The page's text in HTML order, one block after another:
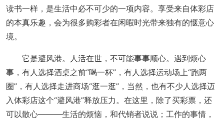
读书一样，是生活中必不可少的一项内容。享受来自体彩店
的本真乐趣，会为很多购彩者在闲暇时光带来独有的惬意心
境。
它是避风港。人活在世，不可能事事顺心。遇到烦心
事，有人选择酒桌之前“喝一杯”，有人选择运动场上“跑两
圈”，有人选择走进商场“逛一逛”，当然，也有不少人选择迈
入体彩店这个“避风港”释放压力。在这里，除了买彩票，还
可以散心———生活的烦恼，和代销者说说；工作的事情，